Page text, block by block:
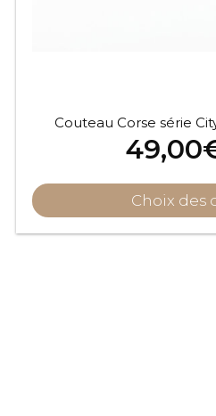
Couteau Corse série
49,00
Choix des